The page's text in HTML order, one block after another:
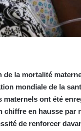
de la mortalité
mondiale de la
maternels ont été
chiffre en hausse par
de renforcer